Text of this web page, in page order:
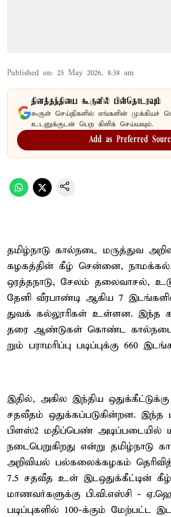
Published on: 25 May 2026, 8:38 am
தினத்தந்தியை கூகுளில் பின்தொடரவும்
கூகுள் செய்திகளில் எங்களின் முக்கியச்
உடனுக்குடன் பெற கிளிக் செய்யவும்.
Add as Preferred
தமிழ்​நாடு கால்​நடை மருத்​துவ
கழகத்​தின் கீழ் சென்​னை, நாமக்​கல்,
ஒரத்​த​நாடு, சேலம் தலை​வாசல்,
தேனி வீர​பாண்டி ஆகிய 7
து​வக் கல்​லூரி​கள் உள்​ளன. இந்த
தரை ஆண்​டு​கள் கொண்ட
றும் பராமரிப்பு படிப்​புக்கு 660
இதில், அகில இந்​திய
சதவீதம் ஒதுக்​கப்​படு​கின்​றன. இந்த
பிளஸ்2 மதிப்​பெண்
நடை​பெறுகிறது என்று தமிழ்​நாடு
அறி​வியல் பல்​கலைக்​கழகம்
7.5 சதவீத உள் இடஒதுக்​கீட்​டின்
மாணவர்​களுக்கு பி.​வி.எஸ்சி -
படிப்​பு​களில் 100-க்​கும் மேற்​பட்ட